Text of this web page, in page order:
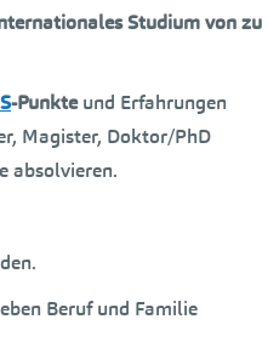
Studium von zu
-Punkteund Erfahrungen
Magister, Doktor/PhD
absolvieren.
Beruf und Familie